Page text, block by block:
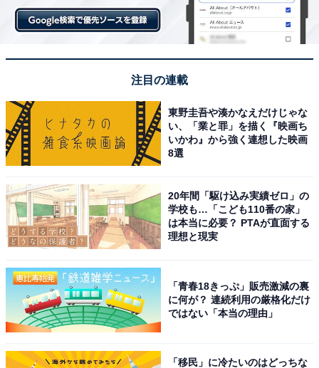
注目の連載
東野圭吾や湊かなえだけじゃな
い、「業と罪」を描く『映画ち
いかわ』から強く連想した映画
8選
20年間「駆け込み実績ゼロ」の
学校も…「こども110番の家」
は本当に必要？ PTAが直面する
理想と現実
「青春18きっぷ」販売激減の裏
に何が？ 連続利用の厳格化だけ
ではない「本当の理由」
「移民」に冷たいのはどっちな